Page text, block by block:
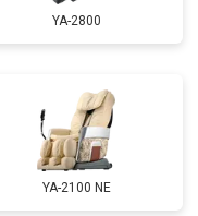
от 4800 ₽ Заказать
от 4500 ₽ Заказать
от 5500 ₽ Заказать
YA-2800
YA-2100 NE